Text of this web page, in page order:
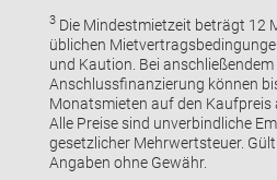
3Die Mindestmietzeit beträgt 12
üblichen
und Kaution. Bei
Anschlussfinanzierung können
Monatsmieten auf den Kaufpreis
Alle Preise sind unverbindliche
gesetzlicher Mehrwertsteuer.
Angaben ohne Gewähr.